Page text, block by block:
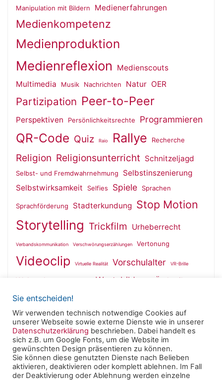
Manipulation mit Bildern Medienerfahrungen
Medienkompetenz
Medienproduktion
Medienreflexion Medienscouts
Multimedia
Musik Nachrichten Natur OER
Partizipation Peer-to-Peer
Perspektiven Persönlichkeitsrechte Programmieren
QR-Code Quiz Raio Rallye Recherche
Religion Religionsunterricht Schnitzeljagd
Selbst- und Fremdwahrnehmung
Selbstinszenierung
Selbstwirksamkeit
Selfies Spiele Sprachen
Sprachförderung Stadterkundung Stop Motion
Storytelling Trickfilm Urheberrecht
Verbandskommunikation Verschwörungserzählungen Vertonung
Videoclip Virtuelle Realität Vorschulalter VR-Brille
Wahrnehmung Wertebildung Ästhetik
Powered byRoseta& WordPress
© 2025 Clearingstelle Medienkompetenz der Deutschen
Sie entscheiden!
Wir verwenden technisch notwendige Cookies auf
unserer Webseite sowie externe Dienste wie in unserer
Datenschutzerklärung beschrieben. Dabei handelt es
sich z.B. um Google Fonts, um die Website im
gewünschten Design präsentieren zu können.
Sie können diese genutzten Dienste nach Belieben
aktivieren, deaktivieren oder komplett ablehnen. Im Fall
der Deaktivierung oder Ablehnung werden einzelne